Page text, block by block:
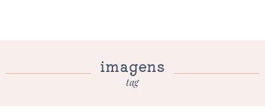
imagens
tag